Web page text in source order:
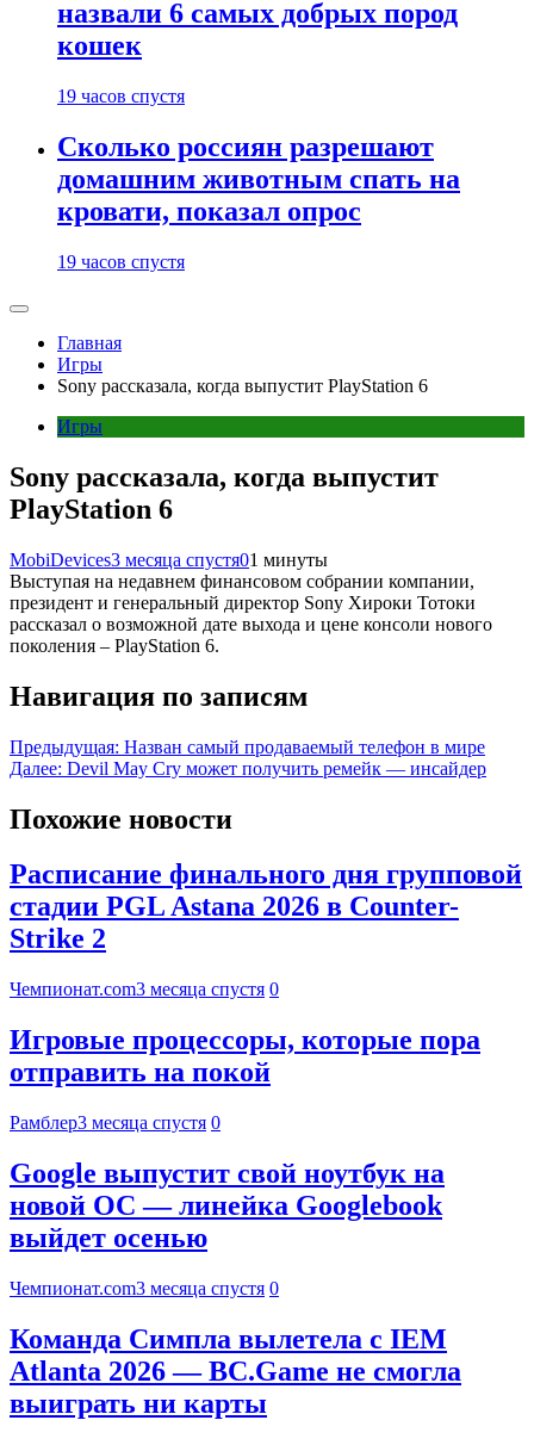
назвали 6 самых добрых пород
кошек
19 часов спустя
Сколько россиян разрешают
домашним животным спать на
кровати, показал опрос
19 часов спустя
Главная
Игры
Sony рассказала, когда выпустит PlayStation 6
Игры
Sony рассказала, когда выпустит
PlayStation 6
MobiDevices3 месяца спустя01 минуты
Выступая на недавнем финансовом собрании компании,
президент и генеральный директор Sony Хироки Тотоки
рассказал о возможной дате выхода и цене консоли нового
поколения – PlayStation 6.
Навигация по записям
Предыдущая: Назван самый продаваемый телефон в мире
Далее: Devil May Cry может получить ремейк — инсайдер
Похожие новости
Расписание финального дня групповой
стадии PGL Astana 2026 в Counter-
Strike 2
Чемпионат.com3 месяца спустя 0
Игровые процессоры, которые пора
отправить на покой
Рамблер3 месяца спустя 0
Google выпустит свой ноутбук на
новой ОС — линейка Googlebook
выйдет осенью
Чемпионат.com3 месяца спустя 0
Команда Симпла вылетела с IEM
Atlanta 2026 — BC.Game не смогла
выиграть ни карты